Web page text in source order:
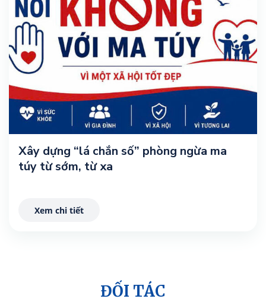
Xây dựng “lá chắn số” phòng ngừa ma
túy từ sớm, từ xa
Xem chi tiết
ĐỐI TÁC